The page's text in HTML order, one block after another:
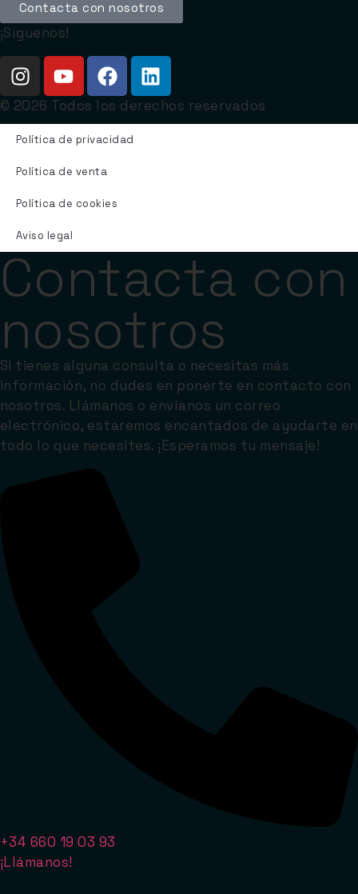
Contacta con nosotros
¡Síguenos!
© 2026 Todos los derechos reservados
Política de privacidad
Política de venta
Política de cookies
Aviso legal
Contacta con
nosotros
Si tienes alguna consulta o necesitas más
información, no dudes en ponerte en contacto con
nosotros. Llámanos o envíanos un correo
electrónico, estaremos encantados de ayudarte en
todo lo que necesites. ¡Esperamos tu mensaje!
+34 660 19 03 93
¡Llámanos!